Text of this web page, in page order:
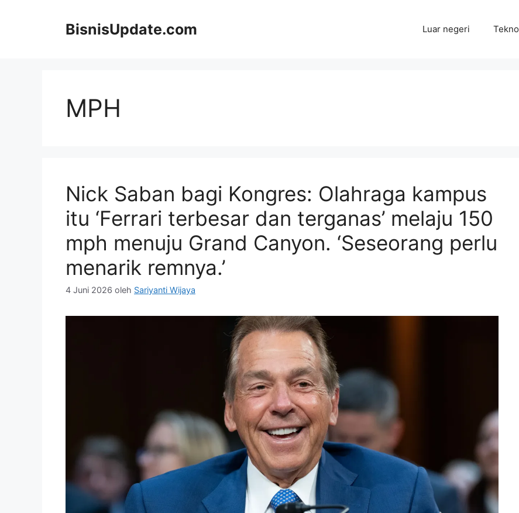
BisnisUpdate.com Luar negeri Tekno
MPH
Nick Saban bagi Kongres: Olahraga kampus
itu ‘Ferrari terbesar dan terganas’ melaju 150
mph menuju Grand Canyon. ‘Seseorang perlu
menarik remnya.’
4 Juni 2026 oleh Sariyanti Wijaya